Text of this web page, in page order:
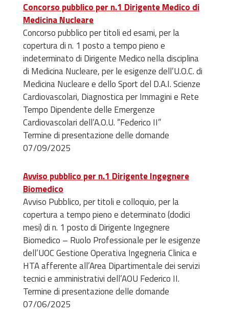
Concorso pubblico per n.1 Dirigente Medico di
Medicina Nucleare
Concorso pubblico per titoli ed esami, per la
copertura di n. 1 posto a tempo pieno e
indeterminato di Dirigente Medico nella disciplina
di Medicina Nucleare, per le esigenze dell’U.O.C. di
Medicina Nucleare e dello Sport del D.A.I. Scienze
Cardiovascolari, Diagnostica per Immagini e Rete
Tempo Dipendente delle Emergenze
Cardiovascolari dell’A.O.U. “Federico II”
Termine di presentazione delle domande
07/09/2025
Avviso pubblico per n.1 Dirigente Ingegnere
Biomedico
Avviso Pubblico, per titoli e colloquio, per la
copertura a tempo pieno e determinato (dodici
mesi) di n. 1 posto di Dirigente Ingegnere
Biomedico – Ruolo Professionale per le esigenze
dell’UOC Gestione Operativa Ingegneria Clinica e
HTA afferente all’Area Dipartimentale dei servizi
tecnici e amministrativi dell’AOU Federico II.
Termine di presentazione delle domande
07/06/2025